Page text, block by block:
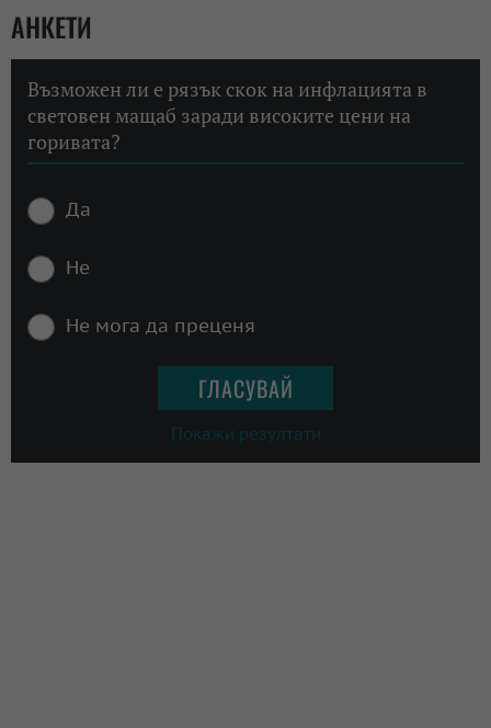
АНКЕТИ
Възможен ли е рязък скок на инфлацията в
световен мащаб заради високите цени на
горивата?
Да
Не
Не мога да преценя
Покажи резултати